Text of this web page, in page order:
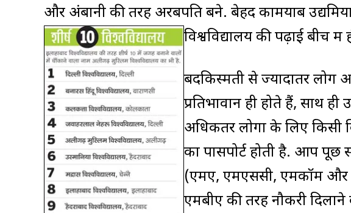
और अंबानी की तरह अरबपति बने. बेहद कामयाब
विश्वविद्यालय की पढ़ाई बीच में
बदकिस्मती से ज्‍यादातर लोग
प्रतिभावान ही होते हैं, साथ
अधिकतर लोगों के लिए किसी
का पासपोर्ट होती है. आप पूछ
(एमए, एमएससी, एमकॉम और
एमबीए की तरह नौकरी